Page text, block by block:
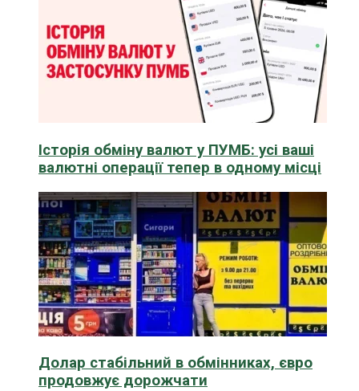
Історія обміну валют у ПУМБ: усі ваші
валютні операції тепер в одному місці
Долар стабільний в обмінниках, євро
продовжує дорожчати